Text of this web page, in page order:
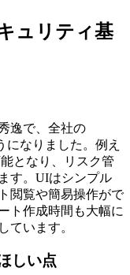
ュリティ基
逸で、全社の
になりました。例え
となり、リスク管
す。UIはシンプル
閲覧や簡易操作がで
ト作成時間も大幅に
ています。
しい点